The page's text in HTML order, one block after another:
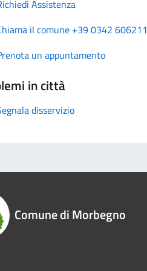
Assistenza
il comune +39 0342 606211
un appuntamento
in città
disservizio
Comune di Morbegno